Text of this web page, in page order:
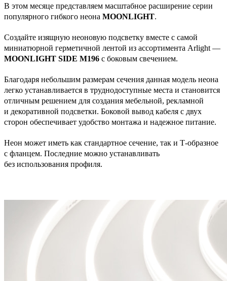
В этом месяце представляем масштабное расширение серии
популярного гибкого неона MOONLIGHT.
Создайте изящную неоновую подсветку вместе с самой
миниатюрной герметичной лентой из ассортимента Arlight —
MOONLIGHT SIDE M196 с боковым свечением.
Благодаря небольшим размерам сечения данная модель неона
легко устанавливается в труднодоступные места и становится
отличным решением для создания мебельной, рекламной
и декоративной подсветки. Боковой вывод кабеля с двух
сторон обеспечивает удобство монтажа и надежное питание.
Неон может иметь как стандартное сечение, так и Т-образное
с фланцем. Последние можно устанавливать
без использования профиля.